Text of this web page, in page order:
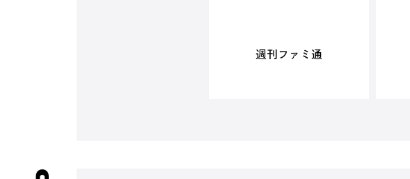
週刊ファミ通